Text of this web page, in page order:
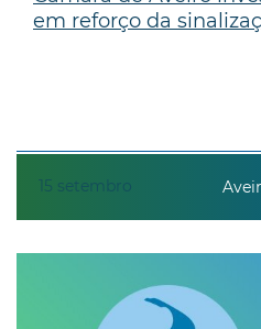
15 setembro
em reforço da